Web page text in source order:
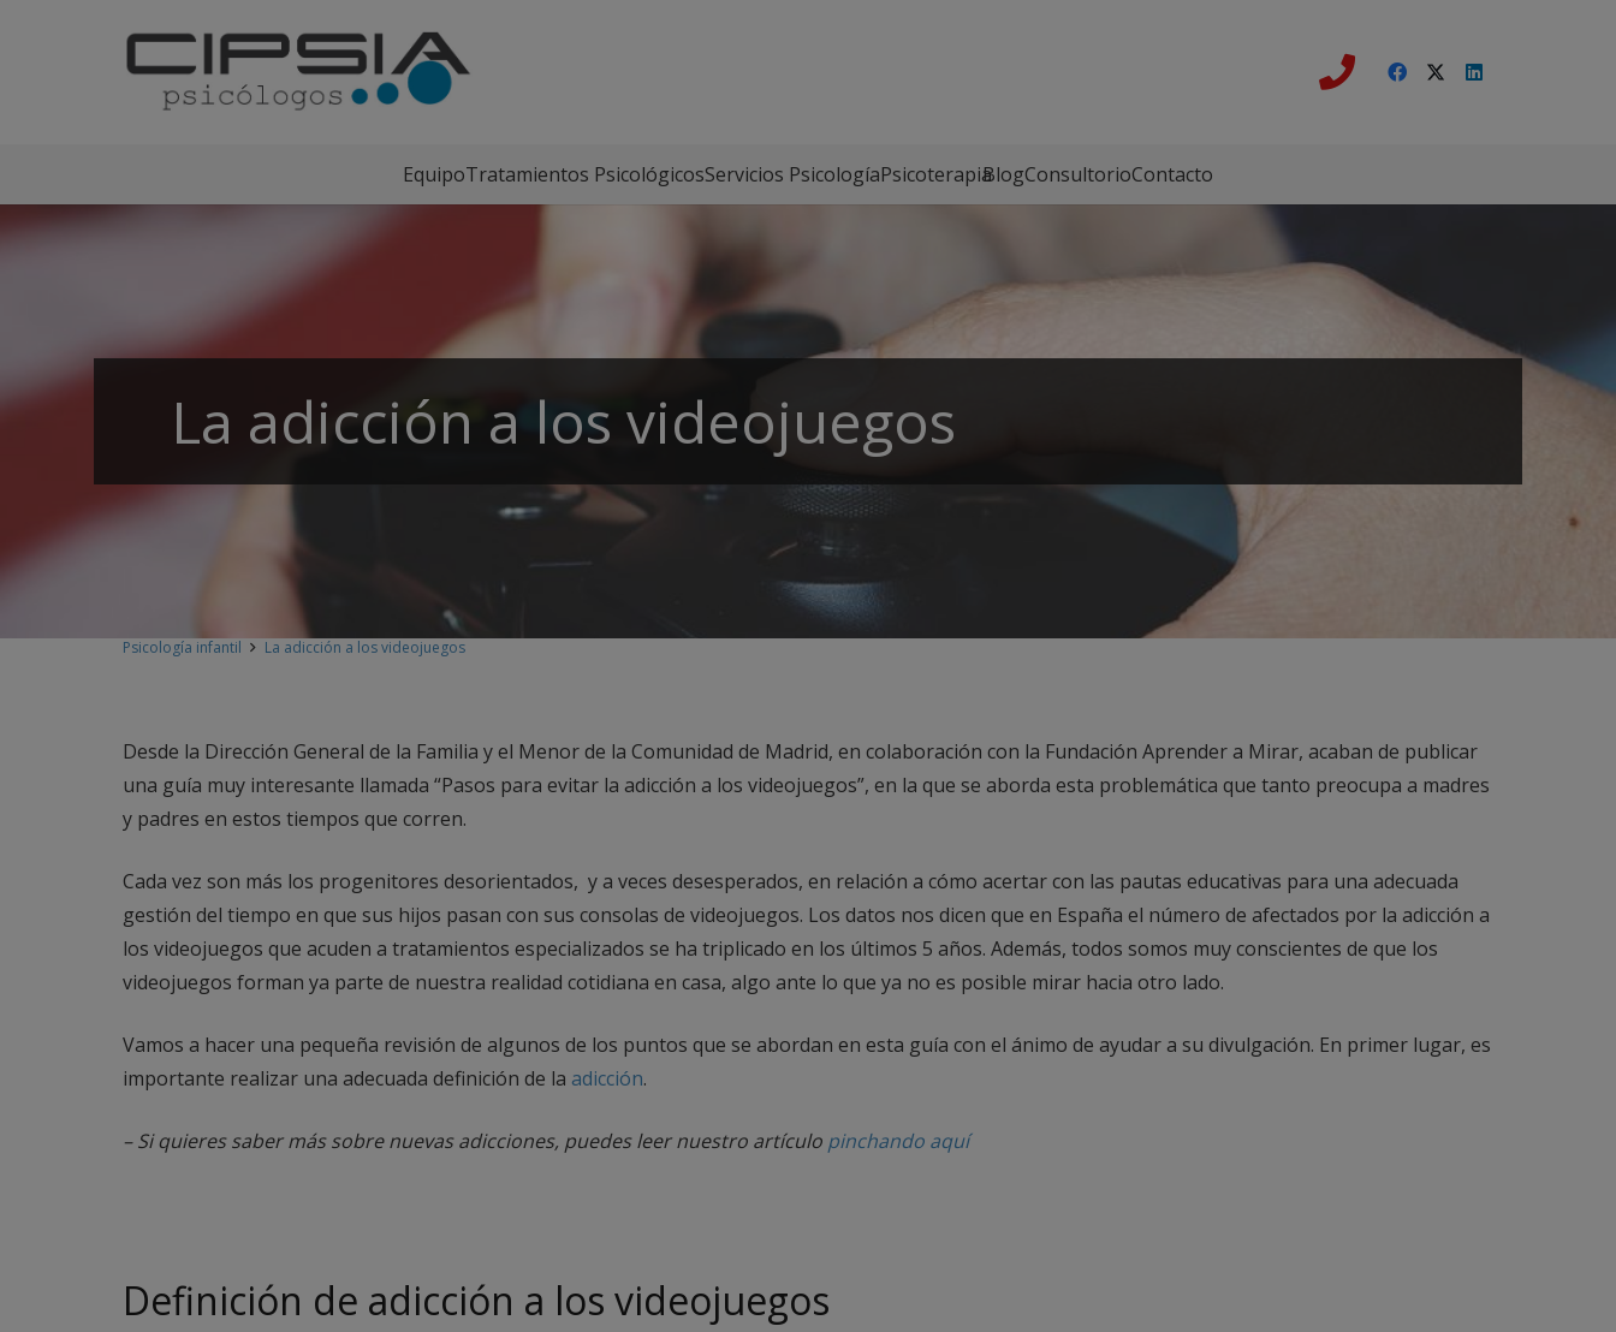
EquipoTratamientos PsicológicosServicios PsicologíaPsicoterapiaBlogConsultorioContacto
La adicción a los videojuegos
Psicología infantil La adicción a los videojuegos
Desde la Dirección General de la Familia y el Menor de la Comunidad de Madrid, en colaboración con la Fundación Aprender a Mirar, acaban de publicar
una guía muy interesante llamada “Pasos para evitar la adicción a los videojuegos”, en la que se aborda esta problemática que tanto preocupa a madres
y padres en estos tiempos que corren.
Cada vez son más los progenitores desorientados, y a veces desesperados, en relación a cómo acertar con las pautas educativas para una adecuada
gestión del tiempo en que sus hijos pasan con sus consolas de videojuegos. Los datos nos dicen que en España el número de afectados por la adicción a
los videojuegos que acuden a tratamientos especializados se ha triplicado en los últimos 5 años. Además, todos somos muy conscientes de que los
videojuegos forman ya parte de nuestra realidad cotidiana en casa, algo ante lo que ya no es posible mirar hacia otro lado.
Vamos a hacer una pequeña revisión de algunos de los puntos que se abordan en esta guía con el ánimo de ayudar a su divulgación. En primer lugar, es
importante realizar una adecuada definición de la adicción.
– Si quieres saber más sobre nuevas adicciones, puedes leer nuestro artículo pinchando aquí
Definición de adicción a los videojuegos